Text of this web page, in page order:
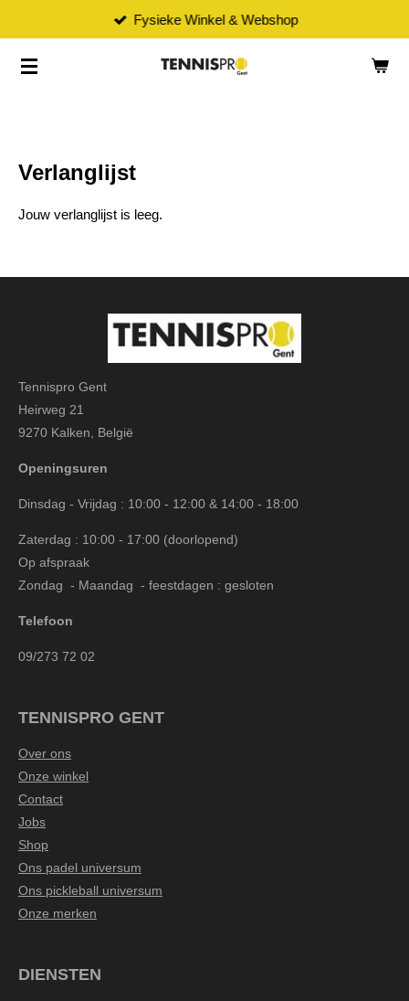
naar
Fysieke Winkel & Webshop
Verlanglijst
Jouw verlanglijst is leeg.
Tennispro Gent
Heirweg 21
9270 Kalken, België
Openingsuren
Dinsdag - Vrijdag : 10:00 - 12:00 & 14:00 - 18:00
Zaterdag : 10:00 - 17:00 (doorlopend)
Op afspraak
Zondag - Maandag - feestdagen : gesloten
Telefoon
09/273 72 02
TENNISPRO GENT
Over ons
Onze winkel
Contact
Jobs
Shop
Ons padel universum
Ons pickleball universum
Onze merken
DIENSTEN